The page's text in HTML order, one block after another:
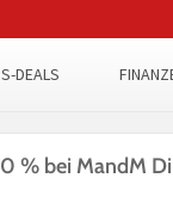
DEALS
% bei MandM